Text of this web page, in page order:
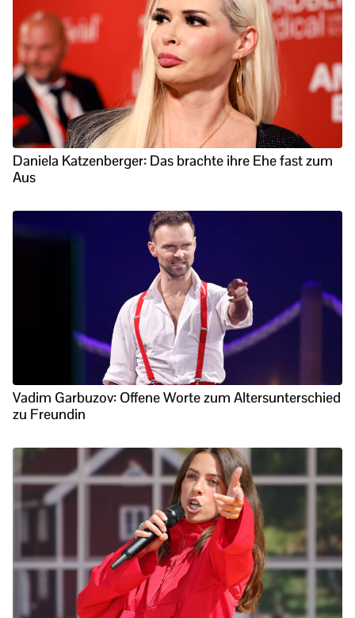
Daniela Katzenberger: Das brachte ihre Ehe fast zum
Aus
Vadim Garbuzov: Offene Worte zum Altersunterschied
zu Freundin